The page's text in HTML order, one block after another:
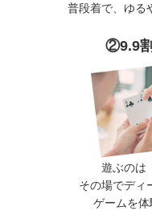
普段着で、ゆる
②9.9割
遊ぶのは
その場でディ
ゲームを